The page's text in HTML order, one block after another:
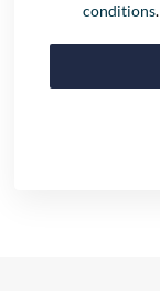
conditions.